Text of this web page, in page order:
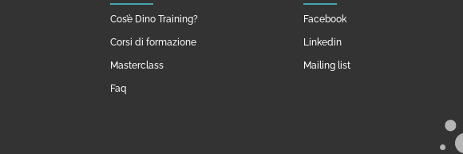
Cos’è Dino Training?
Corsi di formazione
Masterclass
Faq
Facebook
Linkedin
Mailing list